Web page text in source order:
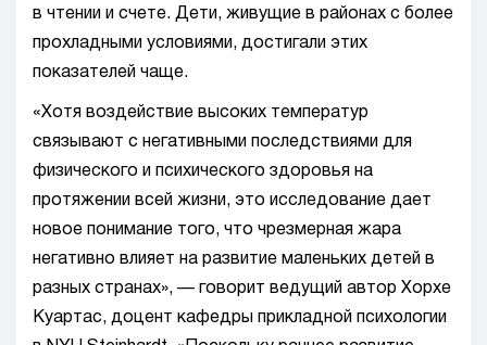
в чтении и счете. Дети, живущие в районах с более
прохладными условиями, достигали этих
показателей чаще.
«Хотя воздействие высоких температур
связывают с негативными последствиями для
физического и психического здоровья на
протяжении всей жизни, это исследование дает
новое понимание того, что чрезмерная жара
негативно влияет на развитие маленьких детей в
разных странах», — говорит ведущий автор Хорхе
Куартас, доцент кафедры прикладной психологии